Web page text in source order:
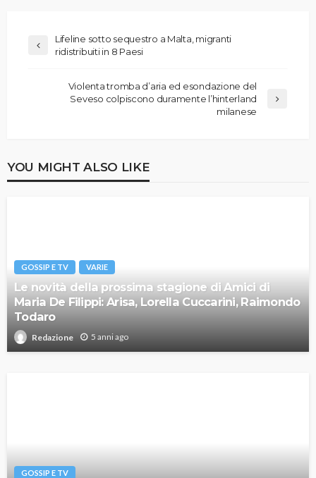
Lifeline sotto sequestro a Malta, migranti
ridistribuiti in 8 Paesi
Violenta tromba d’aria ed esondazione del
Seveso colpiscono duramente l’hinterland
milanese
YOU MIGHT ALSO LIKE
GOSSIP E TV VARIE
Le novità della prossima stagione di Amici di
Maria De Filippi: Arisa, Lorella Cuccarini, Raimondo
Todaro
Redazione 5 anni ago
GOSSIP E TV